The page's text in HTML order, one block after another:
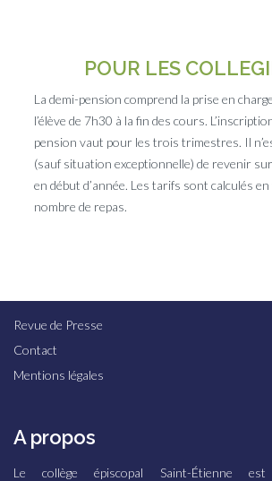
POUR LES
La demi-pension comprend la prise en
l’élève de 7h30 à la fin des cours.
pension vaut pour les trois trimestres. Il
(sauf situation exceptionnelle) de revenir sur
en début d’année. Les tarifs sont calculés
nombre de repas.
Revue de Presse
Contact
Mentions légales
A propos
Le collège épiscopal Saint-Étienne